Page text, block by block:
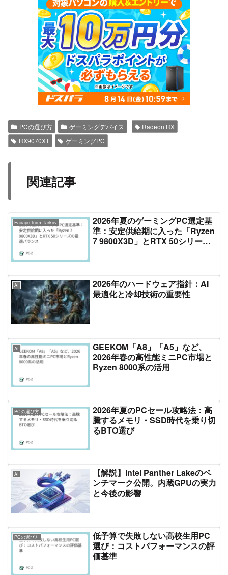
PCの選び方 ゲーミングデバイス
Radeon RX
RX9070XT
ゲーミングPC
関連記事
Eacape from Tarkov
2026年夏のゲーミングPC選定基
準：安定供給期に入った「Ryzen
7 9800X3D」とRTX 50シリーズ
AI
2026年のハードウェア指針：AI
最適化と冷却技術の重要性
AI
GEEKOM「A8」「A5」など、
2026年春の高性能ミニPC市場と
Ryzen 8000系の活用
PCの選び方
2026年夏のPCセール攻略法：高
騰するメモリ・SSD時代を乗り切
るBTO選び
AI
【解説】Intel Panther Lakeのベ
ンチマーク公開。内蔵GPUの実力
と今後の影響
PCの選び方
低予算で失敗しない高校生用PC
選び：コストパフォーマンスの評
価基準